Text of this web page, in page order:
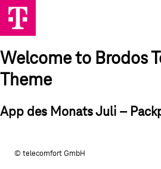
Welcome to Brodos
Theme
App des Monats Juli –
© telecomfort GmbH